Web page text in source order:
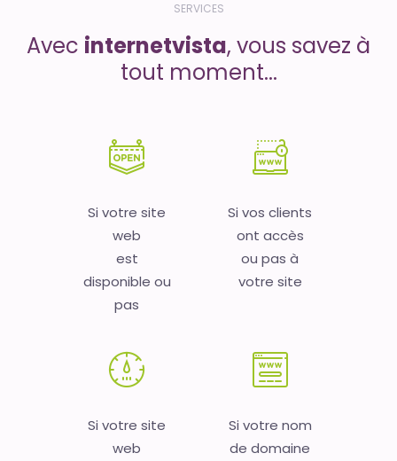
SERVICES
Avec internetvista, vous savez à
tout moment...
Si votre site
web
est
disponible ou
pas
Si vos clients
ont accès
ou pas à
votre site
Si votre site
web
Si votre nom
de domaine